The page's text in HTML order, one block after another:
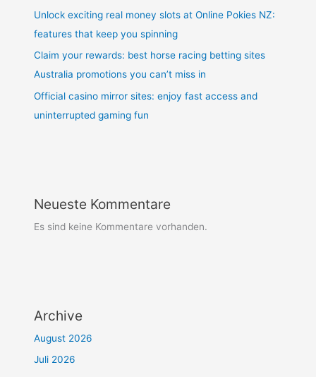
Unlock exciting real money slots at Online Pokies NZ:
features that keep you spinning
Claim your rewards: best horse racing betting sites
Australia promotions you can’t miss in
Official casino mirror sites: enjoy fast access and
uninterrupted gaming fun
Neueste Kommentare
Es sind keine Kommentare vorhanden.
Archive
August 2026
Juli 2026